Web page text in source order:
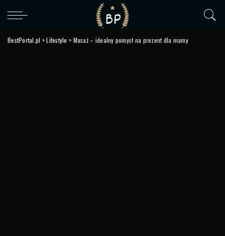
BestPortal.pl >Lifestyle > Masaż – idealny pomysł na prezent dla mamy